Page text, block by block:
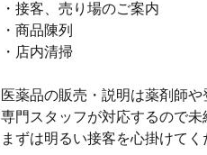
・接客、売り場のご案内
・商品陳列
・店内清掃
医薬品の販売・説明は薬剤師
専門スタッフが対応するので未
まずは明るい接客を心掛けてく